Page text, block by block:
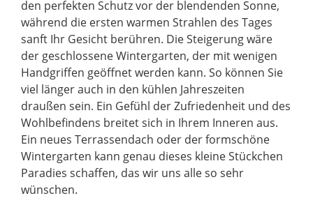
den perfekten Schutz vor der blendenden Sonne,
während die ersten warmen Strahlen des Tages
sanft Ihr Gesicht berühren. Die Steigerung wäre
der geschlossene Wintergarten, der mit wenigen
Handgriffen geöffnet werden kann. So können Sie
viel länger auch in den kühlen Jahreszeiten
draußen sein. Ein Gefühl der Zufriedenheit und des
Wohlbefindens breitet sich in Ihrem Inneren aus.
Ein neues Terrassendach oder der formschöne
Wintergarten kann genau dieses kleine Stückchen
Paradies schaffen, das wir uns alle so sehr
wünschen.